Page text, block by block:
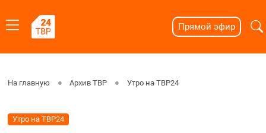
Прямой эфир
На главную Архив ТВР Утро на ТВР24
Утро на ТВР24